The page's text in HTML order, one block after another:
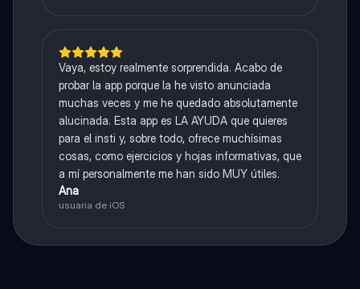
Vaya, estoy realmente sorprendida. Acabo de
probar la app porque la he visto anunciada
muchas veces y me he quedado absolutamente
alucinada. Esta app es LA AYUDA que quieres
para el insti y, sobre todo, ofrece muchísimas
cosas, como ejercicios y hojas informativas, que
a mí personalmente me han sido MUY útiles.
Ana
usuaria de iOS